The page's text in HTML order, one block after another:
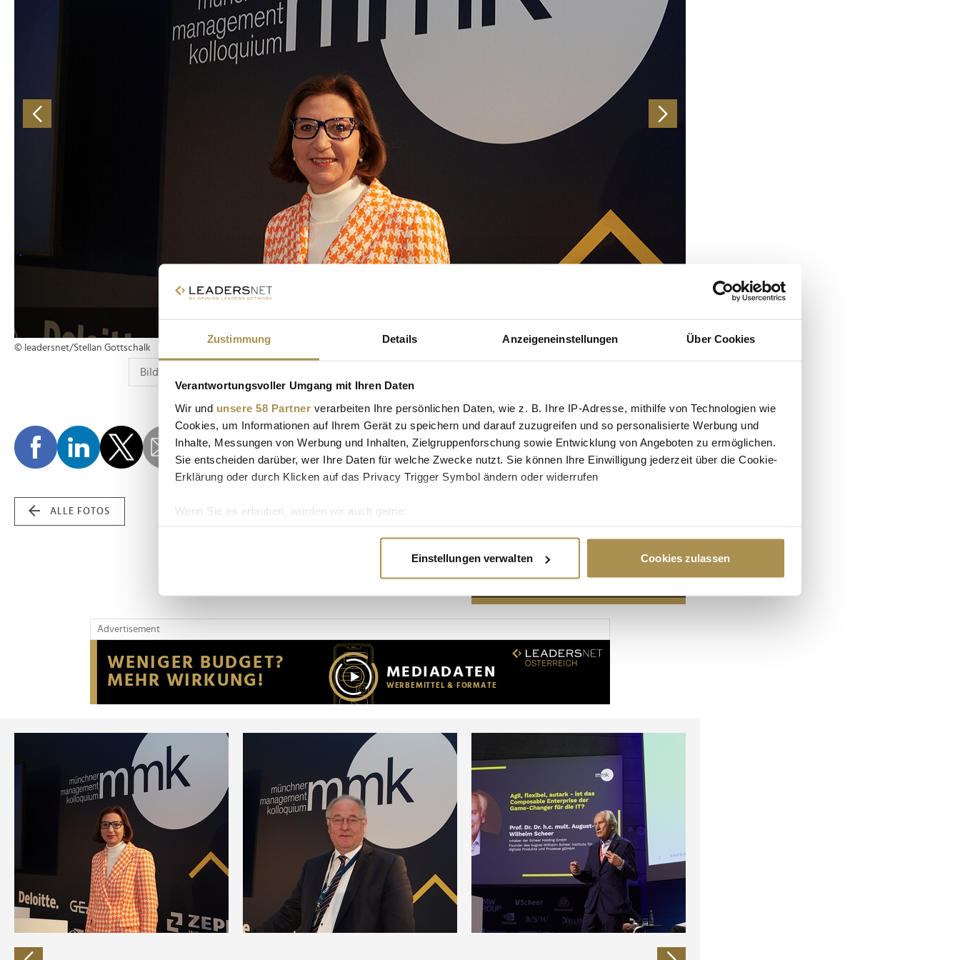
Zustimmung Details Anzeigeneinstellungen Über Cookies
Verantwortungsvoller Umgang mit Ihren Daten
Wir und unsere 58 Partner verarbeiten Ihre persönlichen Daten, wie z. B. Ihre IP-Adresse, mithilfe von Technologien wie
Cookies, um Informationen auf Ihrem Gerät zu speichern und darauf zuzugreifen und so personalisierte Werbung und
Inhalte, Messungen von Werbung und Inhalten, Zielgruppenforschung sowie Entwicklung von Angeboten zu ermöglichen.
Sie entscheiden darüber, wer Ihre Daten für welche Zwecke nutzt. Sie können Ihre Einwilligung jederzeit über die Cookie-
Erklärung oder durch Klicken auf das Privacy Trigger Symbol ändern oder widerrufen
Wenn Sie es erlauben, würden wir auch gerne:
Erfahren Sie mehr darüber, wie Ihre persönlichen Daten verarbeitet werden, und legen Sie Ihre Präferenzen im
Wir verwenden Cookies, um Inhalte und Anzeigen zu personalisieren, Funktionen für soziale Medien anbieten zu können
Website an unsere Partner für soziale Medien, Werbung und Analysen weiter. Unsere Partner führen diese Informationen
möglicherweise mit weiteren Daten zusammen, die Sie ihnen bereitgestellt haben oder die sie im Rahmen Ihrer Nutzung
der Dienste gesammelt haben.
Einstellungen verwalten Cookies zulassen
© leadersnet/Stellan Gottschalk
ALLE FOTOS
Advertisement
Advertisement